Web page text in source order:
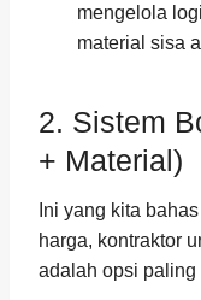
mengelola
material sisa
2. Sistem
+ Material)
Ini yang kita
harga, kontraktor
adalah opsi paling